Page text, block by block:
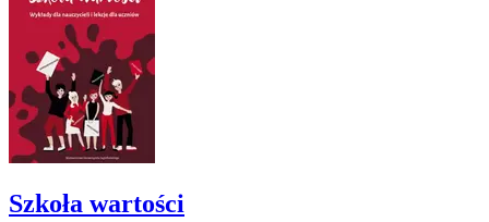
Szkoła wartości